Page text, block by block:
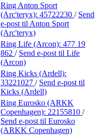
Ring Anton Sport
(Arc'teryx): 45722230 / Send
e-post til Anton Sport
(Arc'teryx)
Ring Life (Arcon): 477 19
862 / Send e-post til Life
(Arcon)
Ring Kicks (Ardell):
33221027 / Send e-post til
Kicks (Ardell)
Ring Eurosko (ARKK
Copenhagen): 22155810 /
Send e-post til Eurosko
(ARKK Copenhagen)